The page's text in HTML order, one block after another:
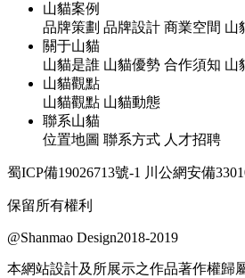
山貓案例
品牌策劃 品牌設計 商業空間 山
關于山貓
山貓是誰 山貓優勢 合作須知 山
山貓觀點
山貓觀點 山貓動態
聯系山貓
位置地圖 聯系方式 人才招聘
蜀ICP備19026713號-1 川公網安備
保留所有權利
@Shanmao Design2018-2019
本網站設計及所展示之作品著作權歸